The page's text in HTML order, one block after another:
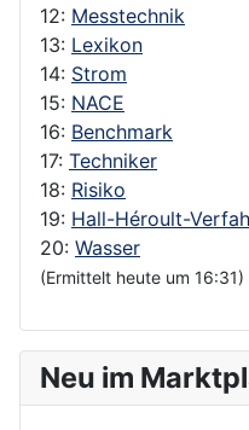
12: Messtechnik
13: Lexikon
14: Strom
15: NACE
16: Benchmark
17: Techniker
18: Risiko
19: Hall-Héroult-
20: Wasser
(Ermittelt heute um 16:31)
Neu im